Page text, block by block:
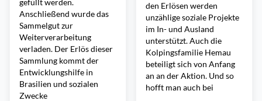
gefüllt werden.
Anschließend wurde das
Sammelgut zur
Weiterverarbeitung
verladen. Der Erlös dieser
Sammlung kommt der
Entwicklungshilfe in
Brasilien und sozialen
Zwecke
den Erlösen werden
unzählige soziale Projekte
im In- und Ausland
unterstützt. Auch die
Kolpingsfamilie Hemau
beteiligt sich von Anfang
an an der Aktion. Und so
hofft man auch bei